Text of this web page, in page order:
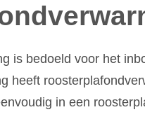
is bedoeld voor het
heeft
in een